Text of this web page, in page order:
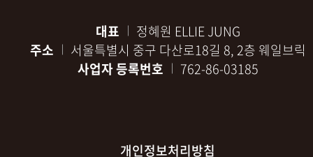
대표
정혜원 ELLIE JUNG
주소
서울특별시 중구 다산로18길 8, 2층 웨일브릭
사업자 등록번호
762-86-03185
개인정보처리방침